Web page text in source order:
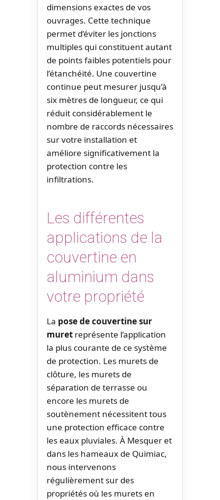
dimensions exactes de vos
ouvrages. Cette technique
permet d’éviter les jonctions
multiples qui constituent autant
de points faibles potentiels pour
l’étanchéité. Une couvertine
continue peut mesurer jusqu’à
six mètres de longueur, ce qui
réduit considérablement le
nombre de raccords nécessaires
sur votre installation et
améliore significativement la
protection contre les
infiltrations.
Les différentes
applications de la
couvertine en
aluminium dans
votre propriété
La pose de couvertine sur
muret représente l’application
la plus courante de ce système
de protection. Les murets de
clôture, les murets de
séparation de terrasse ou
encore les murets de
soutènement nécessitent tous
une protection efficace contre
les eaux pluviales. À Mesquer et
dans les hameaux de Quimiac,
nous intervenons
régulièrement sur des
propriétés où les murets en